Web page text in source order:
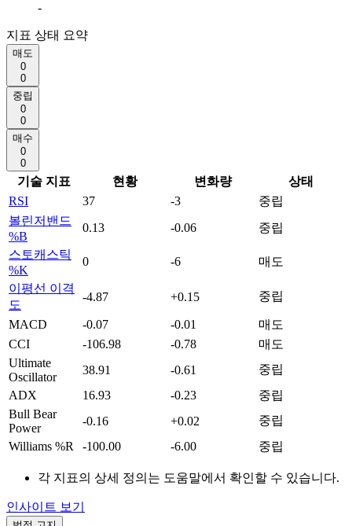
-
지표 상태 요약
매도
0
0
중립
0
0
매수
0
0
기술 지표 현황 변화량
상태
RSI
37 -3
중립
볼린저밴드
%B
0.13 -0.06
중립
스토캐스틱
%K
0 -6
매도
이평선 이격
도
-4.87 +0.15 중립
MACD -0.07 -0.01
매도
CCI
-106.98 -0.78
매도
Ultimate
Oscillator
38.91 -0.61
중립
ADX
16.93 -0.23
중립
Bull Bear
Power
-0.16 +0.02
중립
Williams %R
-100.00 -6.00 중립
각 지표의 상세 정의는 도움말에서 확인할 수 있습니다.
인사이트 보기